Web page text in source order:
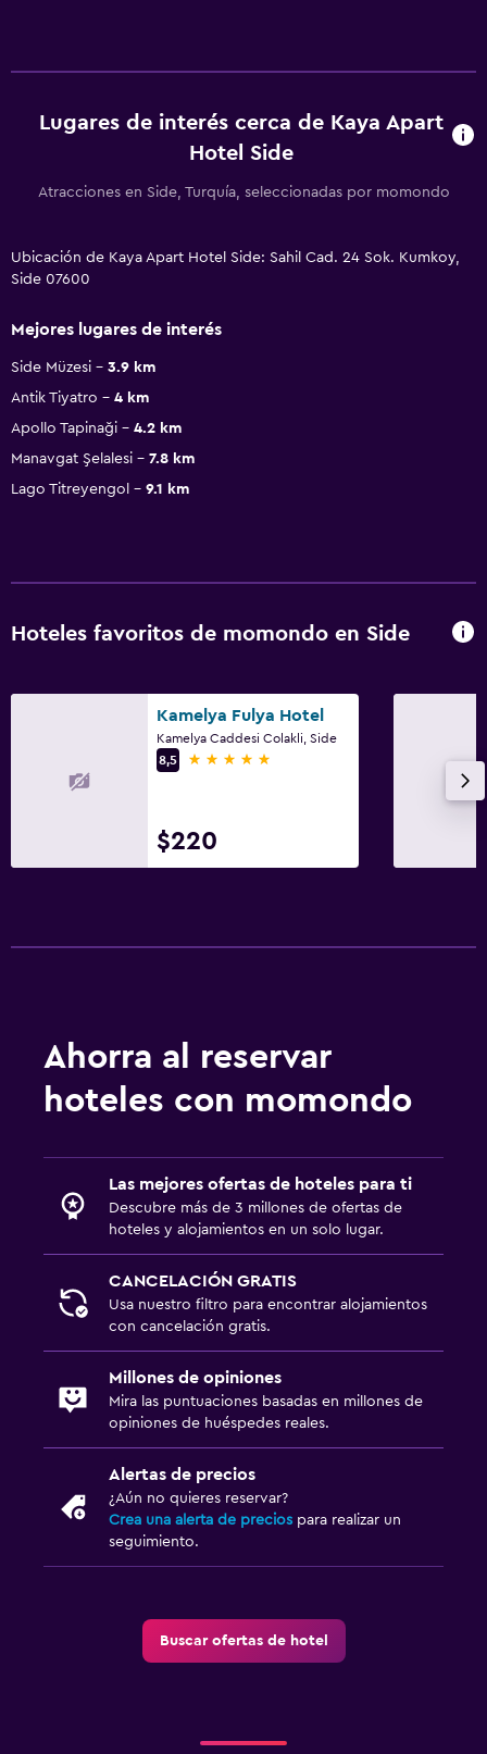
Lugares de interés cerca de Kaya Apart
Hotel Side
Atracciones en Side, Turquía, seleccionadas por momondo
Ubicación de Kaya Apart Hotel Side: Sahil Cad. 24 Sok. Kumkoy,
Side 07600
Mejores lugares de interés
Side Müzesi
3.9 km
Antik Tiyatro
4 km
Apollo Tapinaği
4.2 km
Manavgat Şelalesi
7.8 km
Lago Titreyengol
9.1 km
Hoteles favoritos de momondo en Side
Kamelya Fulya Hotel
Kamelya Caddesi Colakli, Side
8,5
5 estrellas
$220
Ahorra al reservar
hoteles con momondo
Las mejores ofertas de hoteles para ti
Descubre más de 3 millones de ofertas de
hoteles y alojamientos en un solo lugar.
CANCELACIÓN GRATIS
Usa nuestro filtro para encontrar alojamientos
con cancelación gratis.
Millones de opiniones
Mira las puntuaciones basadas en millones de
opiniones de huéspedes reales.
Alertas de precios
¿Aún no quieres reservar?
Crea una alerta de precios para realizar un
seguimiento.
Buscar ofertas de hotel